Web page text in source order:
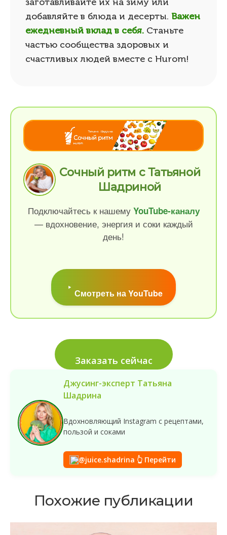
добавляйте в блюда и десерты. Важен
ежедневный вклад в себя. Станьте
частью сообщества здоровых и
счастливых людей вместе с Hurom!
Сочный ритм с Татьяной
Шадриной
Подключайтесь к нашему YouTube-каналу
— вдохновение, энергия и соки каждый
день!
Смотреть на YouTube
Заказать сейчас
Джусинг-эксперт Татьяна
Шадрина
Вдохновляющий Instagram с рецептами,
пользой и соками
@juice.shadrina 👆 Перейти
Похожие публикации